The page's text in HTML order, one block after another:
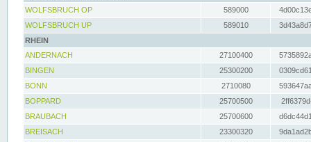
WOLFSBRUCH OP
589000
WOLFSBRUCH UP
589010
RHEIN
ANDERNACH
27100400
BINGEN
25300200
BONN
2710080
BOPPARD
25700500
BRAUBACH
25700600
BREISACH
23300320